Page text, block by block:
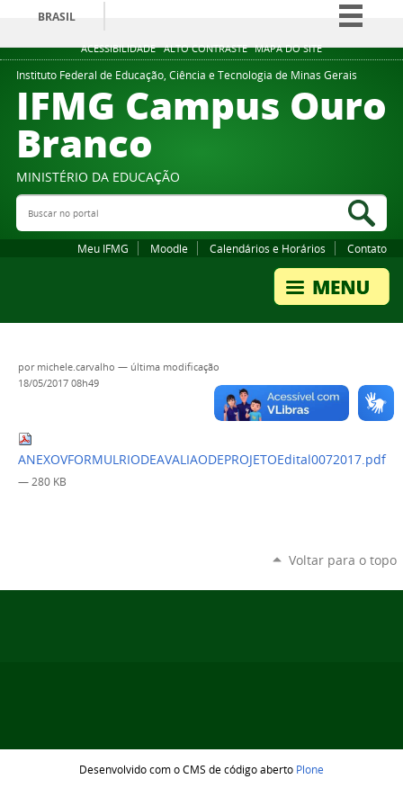
ACESSIBILIDADE ALTO CONTRASTE MAPA DO SITE
BRASIL
Simplifique!
Comunica BR
Participe
Instituto Federal de Educação, Ciência e Tecnologia de Minas Gerais
IFMG Campus Ouro
Branco
MINISTÉRIO DA EDUCAÇÃO
Buscar no portal
Meu IFMG Moodle Calendários e Horários Contato
por michele.carvalho — última modificação
18/05/2017 08h49
ANEXOVFORMULRIODEAVALIAODEPROJETOEdital0072017.pdf
— 280 KB
Voltar para o topo
Desenvolvido com o CMS de código aberto Plone